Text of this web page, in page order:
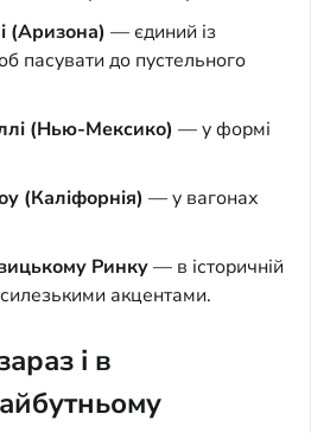
(Аризона) — єдиний із
пасувати до пустельного
(Нью-Мексико) — у формі
(Каліфорнія) — у вагонах
Ринку— в історичній
акцентами.
і в